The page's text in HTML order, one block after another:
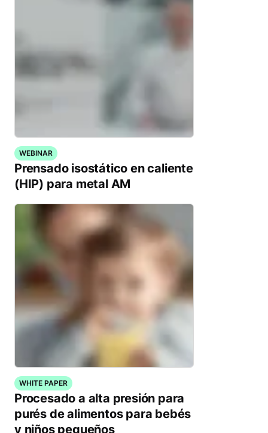
WEBINAR
Prensado isostático en caliente
(HIP) para metal AM
WHITE PAPER
Procesado a alta presión para
purés de alimentos para bebés
y niños pequeños